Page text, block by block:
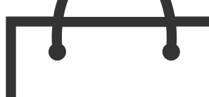
“Vi vill nytt, vi begär
Sånger vid avgrunden
Vattenvarelser : en
Sannas fastebok
Happy skin : ung hud
Det lilla pensionatet i
I